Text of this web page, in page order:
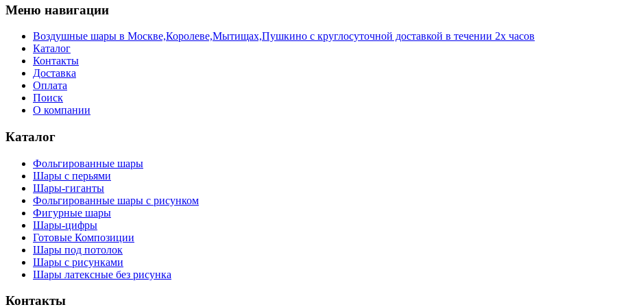
Меню навигации
Воздушные шары в Москве,Королеве,Мытищах,Пушкино с круглосуточной доставкой в течении 2х часов
Каталог
Контакты
Доставка
Оплата
Поиск
О компании
Каталог
Фольгированные шары
Шары с перьями
Шары-гиганты
Фольгированные шары с рисунком
Фигурные шары
Шары-цифры
Готовые Композиции
Шары под потолок
Шары с рисунками
Шары латексные без рисунка
Контакты